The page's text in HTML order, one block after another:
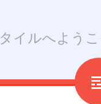
イルへようこ